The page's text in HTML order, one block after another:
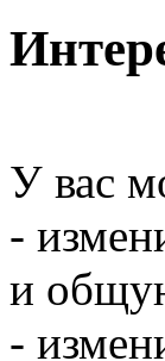
У вас
-
и
-